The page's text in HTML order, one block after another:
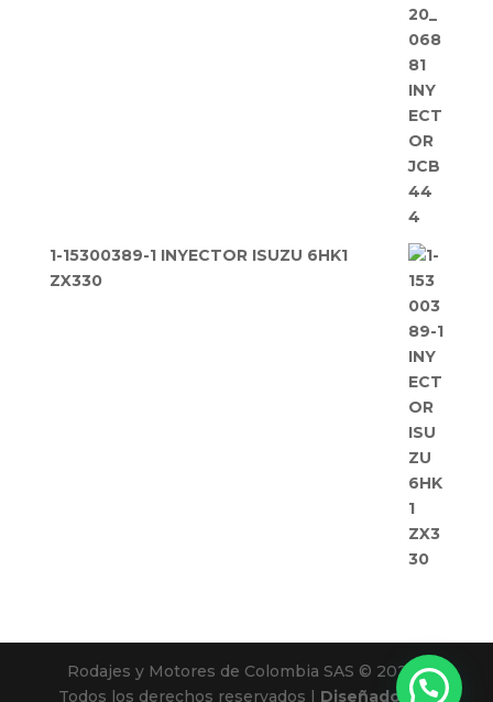
1-15300389-1 INYECTOR ISUZU 6HK1
ZX330
Rodajes y Motores de Colombia SAS © 2025 |
Todos los derechos reservados | Diseñado por